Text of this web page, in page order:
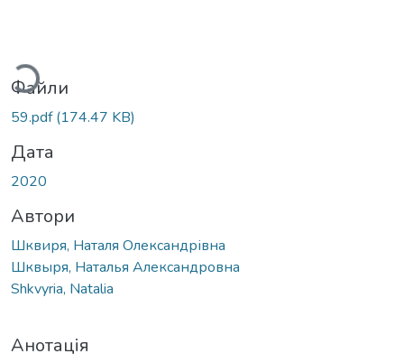
Вантажиться...
Файли
59.pdf(174.47 KB)
Дата
2020
Автори
Шквиря, Наталя Олександрівна
Шквыря, Наталья Александровна
Shkvyria, Natalia
Анотація